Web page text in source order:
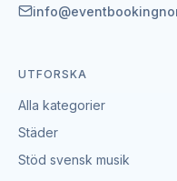
Bollspel till
för bollspel. Roliga
meriter. Aktiviteterna
passar alla åldrar.
UTFORSKA
Alla kategorier
Städer
Stöd svensk musik